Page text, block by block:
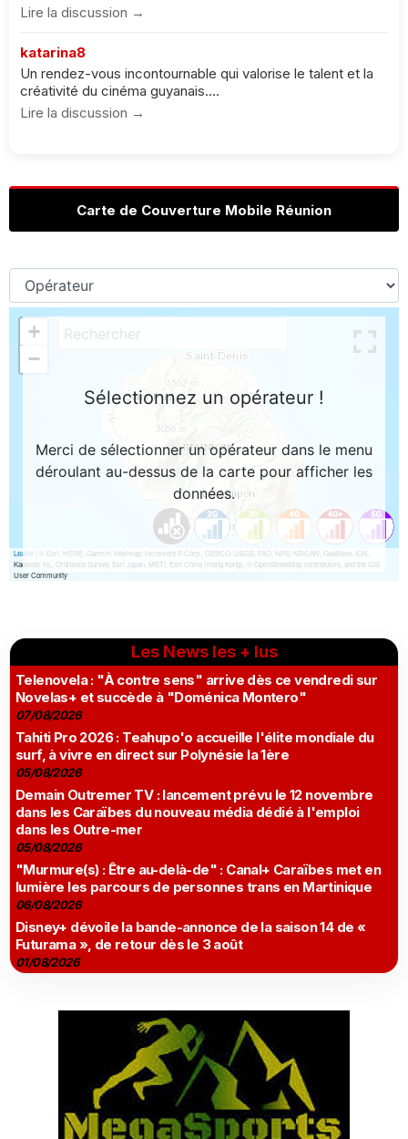
Lire la discussion →
katarina8
Un rendez-vous incontournable qui valorise le talent et la
créativité du cinéma guyanais....
Lire la discussion →
Carte de Couverture Mobile Réunion
Les News les + lus
Telenovela : "À contre sens" arrive dès ce vendredi sur
Novelas+ et succède à "Doménica Montero"
07/08/2026
Tahiti Pro 2026 : Teahupo'o accueille l'élite mondiale du
surf, à vivre en direct sur Polynésie la 1ère
05/08/2026
Demain Outremer TV : lancement prévu le 12 novembre
dans les Caraïbes du nouveau média dédié à l'emploi
dans les Outre-mer
05/08/2026
"Murmure(s) : Être au-delà-de" : Canal+ Caraïbes met en
lumière les parcours de personnes trans en Martinique
06/08/2026
Disney+ dévoile la bande-annonce de la saison 14 de «
Futurama », de retour dès le 3 août
01/08/2026